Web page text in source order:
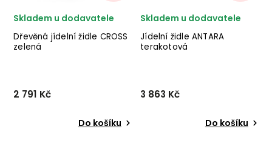
Dřevěná jídelní židle CROSS
zelená
Skladem u dodavatele
2 791 Kč
Do košíku
Jídelní židle ANTARA
terakotová
Skladem u dodavatele
3 863 Kč
Do košíku